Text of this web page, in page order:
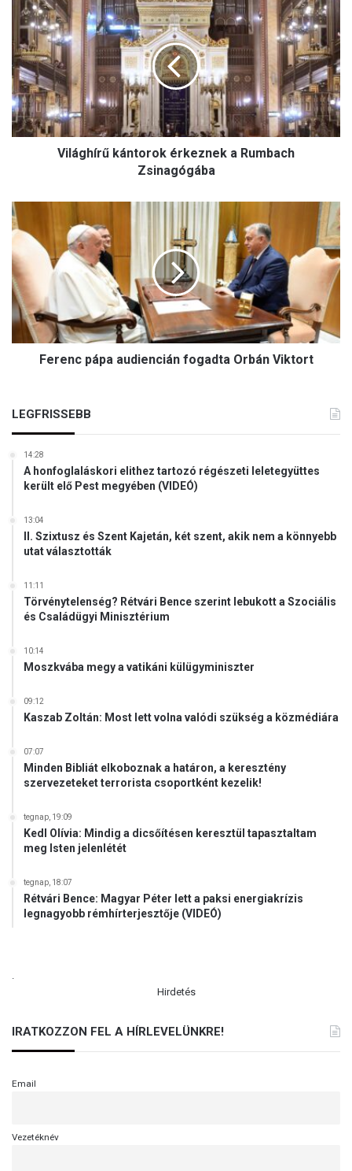
Világhírű
kántorok
érkeznek
a
Rumbach
Zsinagógába
Világhírű kántorok érkeznek a Rumbach
Zsinagógába
Ferenc
pápa
audiencián
fogadta
Orbán
Viktort
Ferenc pápa audiencián fogadta Orbán Viktort
LEGFRISSEBB
14:28
A honfoglaláskori elithez tartozó régészeti leletegyüttes
került elő Pest megyében (VIDEÓ)
13:04
II. Szixtusz és Szent Kajetán, két szent, akik nem a könnyebb
utat választották
11:11
Törvénytelenség? Rétvári Bence szerint lebukott a Szociális
és Családügyi Minisztérium
10:14
Moszkvába megy a vatikáni külügyminiszter
09:12
Kaszab Zoltán: Most lett volna valódi szükség a közmédiára
07:07
Minden Bibliát elkoboznak a határon, a keresztény
szervezeteket terrorista csoportként kezelik!
tegnap, 19:09
Kedl Olívia: Mindig a dicsőítésen keresztül tapasztaltam
meg Isten jelenlétét
tegnap, 18:07
Rétvári Bence: Magyar Péter lett a paksi energiakrízis
legnagyobb rémhírterjesztője (VIDEÓ)
.
Hirdetés
IRATKOZZON FEL A HÍRLEVELÜNKRE!
Email
Vezetéknév